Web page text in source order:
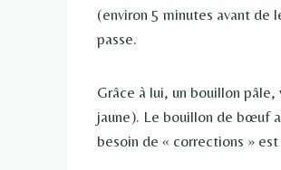
(environ 5 minutes avant de
passe.
Grâce à lui, un bouillon
jaune). Le bouillon de bœuf
besoin de « corrections »